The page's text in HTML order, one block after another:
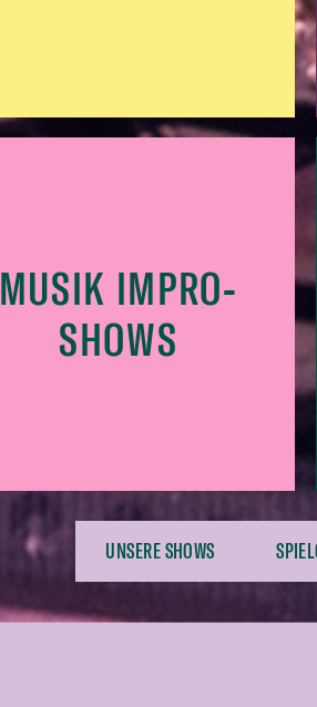
MUSIK IMPRO-
SHOWS
UNSERE SHOWS